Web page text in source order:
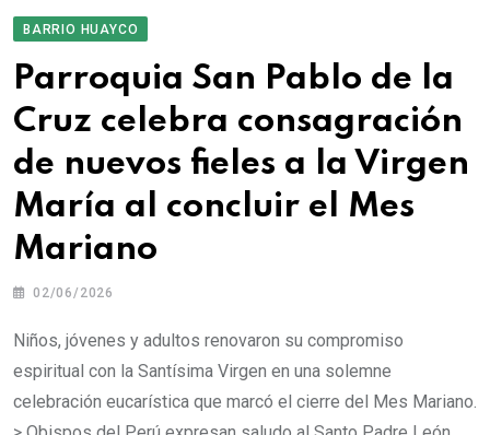
BARRIO HUAYCO
Parroquia San Pablo de la
Cruz celebra consagración
de nuevos fieles a la Virgen
María al concluir el Mes
Mariano
02/06/2026
Niños, jóvenes y adultos renovaron su compromiso
espiritual con la Santísima Virgen en una solemne
celebración eucarística que marcó el cierre del Mes Mariano.